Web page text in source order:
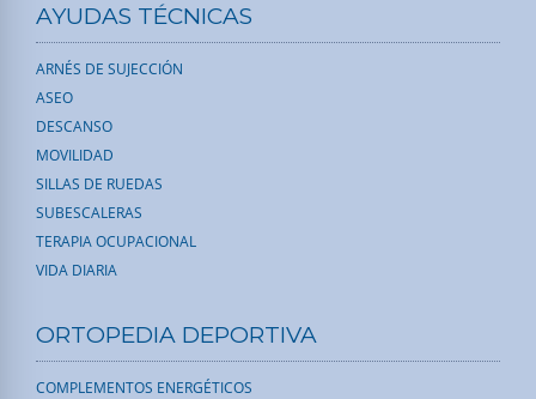
AYUDAS TÉCNICAS
ARNÉS DE SUJECCIÓN
ASEO
DESCANSO
MOVILIDAD
SILLAS DE RUEDAS
SUBESCALERAS
TERAPIA OCUPACIONAL
VIDA DIARIA
ORTOPEDIA DEPORTIVA
COMPLEMENTOS ENERGÉTICOS